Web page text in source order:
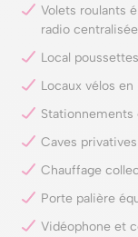
Volets roulants
radio centralisée
Local
Locaux vélos
Stationnements
Caves
Chauffage
Porte palière
Vidéophone et